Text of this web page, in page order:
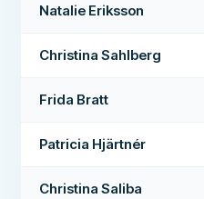
Natalie Eriksson
Christina Sahlberg
Frida Bratt
Patricia Hjärtnér
Christina Saliba